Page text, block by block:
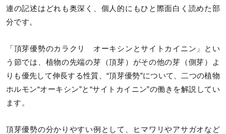
連の記述はどれも奥深く、個人的にもひと際面白く読めた部
分です。
「頂芽優勢のカラクリ オーキシンとサイトカイニン」とい
う節では、植物の先端の芽（頂芽）がその他の芽（側芽）よ
りも優先して伸長する性質、“頂芽優勢”について、二つの植物
ホルモン“オーキシン”と“サイトカイニン”の働きを解説してい
ます。
頂芽優勢の分かりやすい例として、ヒマワリやアサガオなど